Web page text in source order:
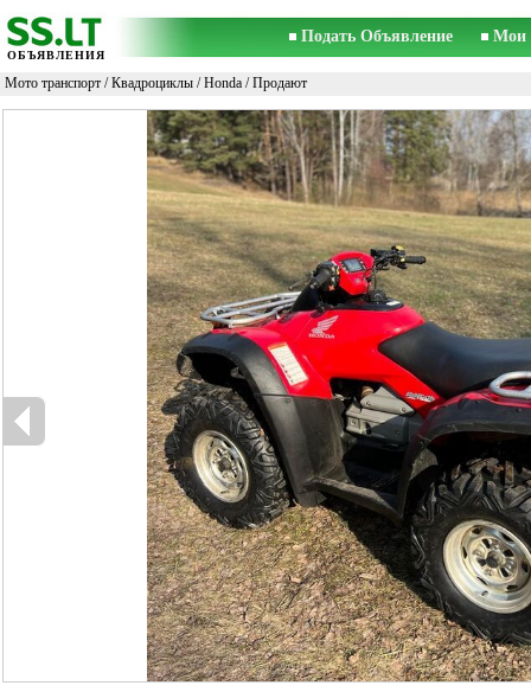
ОБЪЯВЛЕНИЯ
Подать Объявление Мои
Мото транспорт /Квадроциклы /Honda / Продают